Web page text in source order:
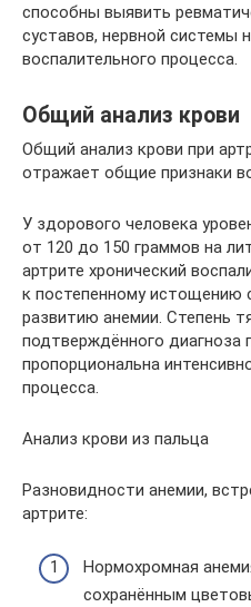
способны выявить
суставов, нервной системы
воспалительного процесса.
Общий анализ крови
Общий анализ крови при
отражает общие признаки
У здорового человека
от 120 до 150 граммов на
артрите хронический
к постепенному истощению
развитию анемии. Степень
подтверждённого диагноза
пропорциональна
процесса.
Анализ крови из пальца
Разновидности анемии,
артрите:
Нормохромная
сохранённым